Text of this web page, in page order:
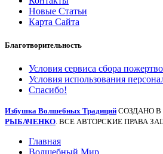
Новые Статьи
Карта Сайта
Благотворительность
Условия сервиса сбора
Условия использования
Спасибо!
Избушка Волшебных Традиций СОЗДАНО В
РЫБАЧЕНКО. ВСЕ АВТОРСКИЕ ПРАВА
Главная